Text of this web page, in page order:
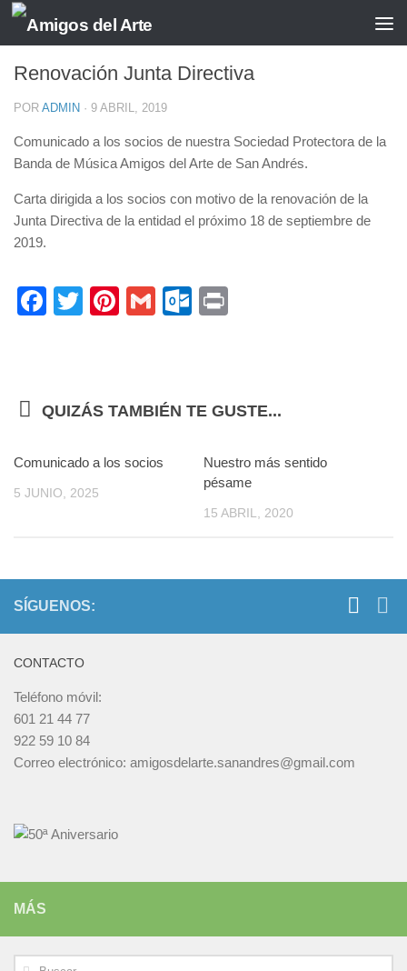
ASAMBLEAS / JUNTA DIRECTIVA
Renovación Junta Directiva
POR ADMIN · 9 ABRIL, 2019
Comunicado a los socios de nuestra Sociedad Protectora de la
Banda de Música Amigos del Arte de San Andrés.
Carta dirigida a los socios con motivo de la renovación de la
Junta Directiva de la entidad el próximo 18 de septiembre de
2019.
Facebook
TwitterPinterest
GmailOutlook.com
QUIZÁS TAMBIÉN TE GUSTE...
Comunicado a los socios
5 JUNIO, 2025
Nuestro más sentido
pésame
15 ABRIL, 2020
SÍGUENOS:
CONTACTO
Teléfono móvil:
601 21 44 77
922 59 10 84
Correo electrónico: amigosdelarte.sanandres@gmail.com
MÁS